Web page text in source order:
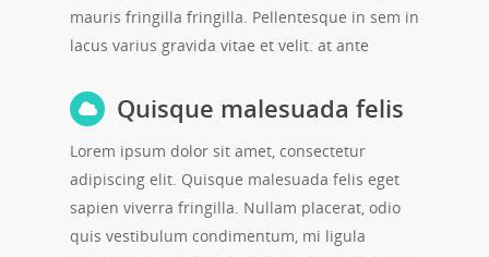
mauris fringilla fringilla. Pellentesque in sem in
lacus varius gravida vitae et velit. at ante
Quisque malesuada felis
Lorem ipsum dolor sit amet, consectetur
adipiscing elit. Quisque malesuada felis eget
sapien viverra fringilla. Nullam placerat, odio
quis vestibulum condimentum, mi ligula